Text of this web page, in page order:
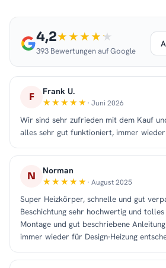
4,2
393 Bewertungen auf Google
F Frank U.
· Juni 2026
Wir sind sehr zufrieden mit dem Kauf
alles sehr gut funktioniert, immer
N Norman
· August 2025
Super Heizkörper, schnelle und gut
Beschichtung sehr hochwertig und tolles
Montage und gut beschriebene
immer wieder für Design-Heizung